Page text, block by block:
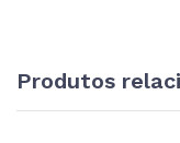
Produtos